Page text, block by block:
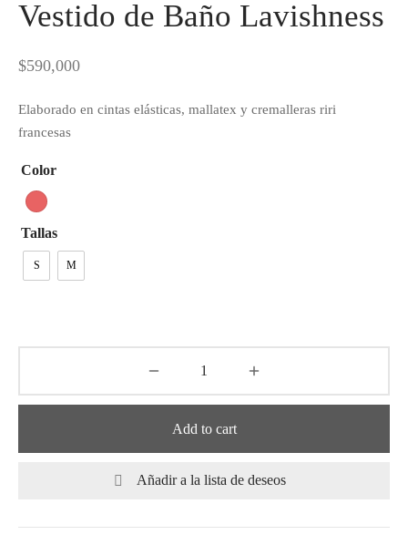
Vestido de Baño Lavishness
$590,000
Elaborado en cintas elásticas, mallatex y cremalleras riri
francesas
Color
Tallas
S M
Add to cart
Añadir a la lista de deseos
Anteriores